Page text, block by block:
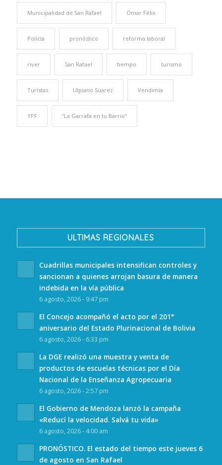
Municipalidad de San Rafael Omar Félix
Policía pronóstico reforma laboral
river San Rafael tiempo turismo
Turistas Ulpiano Suarez Vendimia
YPF “La Garrafa en tu Barrio”
ULTIMAS REGIONALES
Cuadrillas municipales intensifican controles y
sancionan a quienes arrojan basura de manera
indebida en la vía pública
6 agosto, 2026 - 9:47 pm
El Concejo acompañó el acto por el 201°
aniversario del Estado Plurinacional de Bolivia
6 agosto, 2026 - 6:33 pm
La DGE realizó una muestra y venta de
productos de escuelas técnicas por el Día
Nacional de la Enseñanza Agropecuaria
6 agosto, 2026 - 2:57 pm
El Gobierno de Mendoza lanzó la campaña
«Reducí la velocidad. Salvá tu vida»
6 agosto, 2026 - 4:00 am
PRONÓSTICO. El estado del tiempo este jueves 6
de agosto en San Rafael